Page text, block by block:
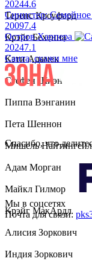
Теренс Кроуфорд
Крэйг Бехенна
Кэти Адамек
Стефен Шиэн
Пиппа Вэнганин
Пета Шеннон
Мишель Найтингейл
Адам Морган
Майкл Гилмор
Крэйг МакАрдл
Алисия Зоркович
Индия Зоркович
20244.6
Синистер: Семейное
20097.4
Остров Харпера
20247.1
Санта, скажи мне
Спасибо, что
Мы в соцсетях
Почта для связи: